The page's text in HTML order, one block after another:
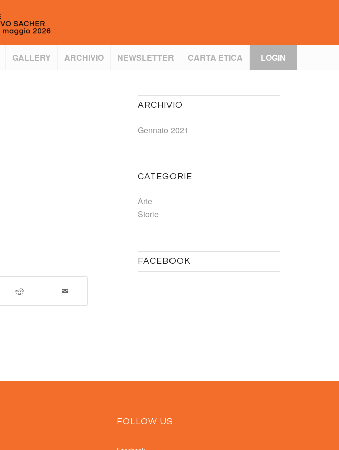
GALLERY ARCHIVIO NEWSLETTER CARTA ETICA LOGIN
ARCHIVIO
Gennaio 2021
CATEGORIE
Arte
Storie
FACEBOOK
FOLLOW US